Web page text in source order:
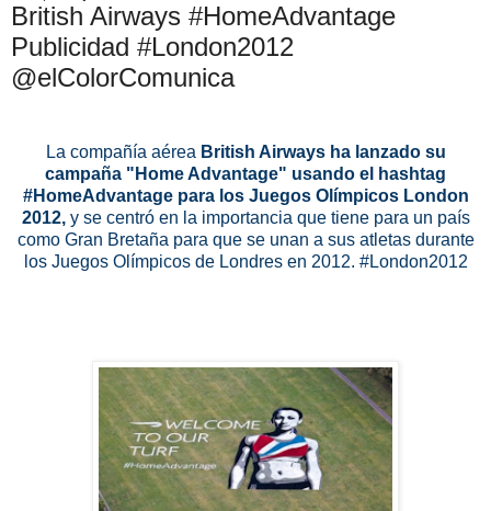
British Airways #HomeAdvantage
Publicidad #London2012
@elColorComunica
La compañía aérea British Airways ha lanzado su
campaña "Home Advantage" usando el hashtag
#HomeAdvantage para los Juegos Olímpicos London
2012,y se centró en la importancia que tiene para un país
como Gran Bretaña para que se unan a sus atletas durante
los Juegos Olímpicos de Londres en 2012. #London2012